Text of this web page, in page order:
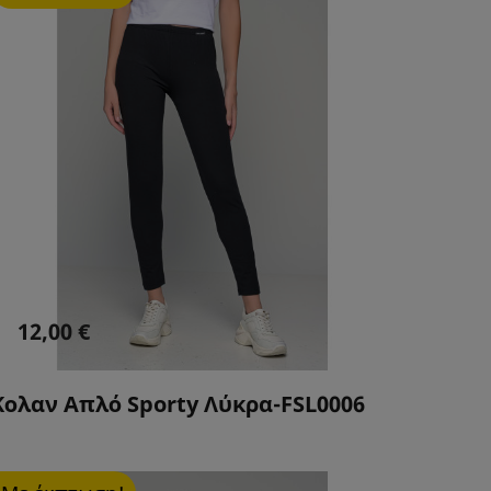
12,00 €
Απλό Sporty Λύκρα-FSL0006